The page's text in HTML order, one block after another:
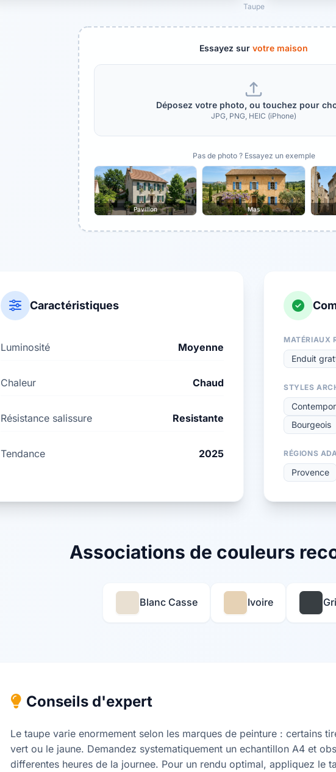
Taupe
Essayez sur votre maison
Déposez votre photo, ou touchez pour
JPG, PNG, HEIC (iPhone)
Pas de photo ? Essayez un exemple
Pavillon Mas
Caractéristiques
Luminosité Moyenne
Chaleur Chaud
Résistance salissure Resistante
Tendance 2025
MATÉRIAUX
Enduit
STYLES
Bourgeois
RÉGIONS
Provence
Associations de couleurs
Blanc Casse Ivoire
Conseils d'expert
Le taupe varie enormement selon les marques de peinture : certains
vert ou le jaune. Demandez systematiquement un echantillon A4 et
differentes heures de la journee. Pour un rendu optimal, appliquez le